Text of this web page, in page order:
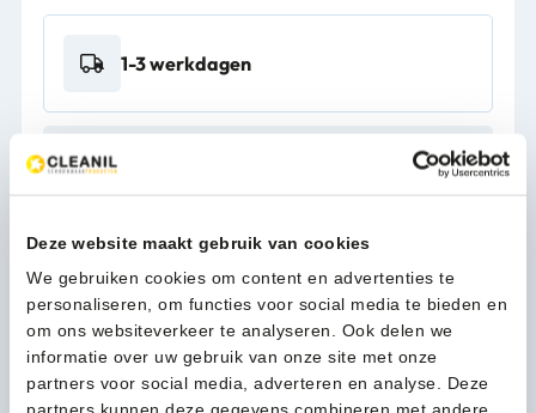
Deze website maakt gebruik van cookies
We gebruiken cookies om content en advertenties te
personaliseren, om functies voor social media te bieden en
om ons websiteverkeer te analyseren. Ook delen we
informatie over uw gebruik van onze site met onze
partners voor social media, adverteren en analyse. Deze
Large
44mm
harde
vloeren
-
2700
aantal
1-3 werkdagen
Beschrijving
Te gebruiken in alle voorkomende houten/kunststof poten
met een rechte/vlakke onderkant t.o.v. de grond.